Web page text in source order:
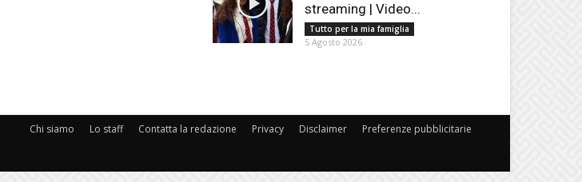
streaming | Video...
Tutto per la mia famiglia
5 Agosto 2026
Chi siamo Lo staff Contatta la redazione Privacy Disclaimer Preferenze pubblicitarie